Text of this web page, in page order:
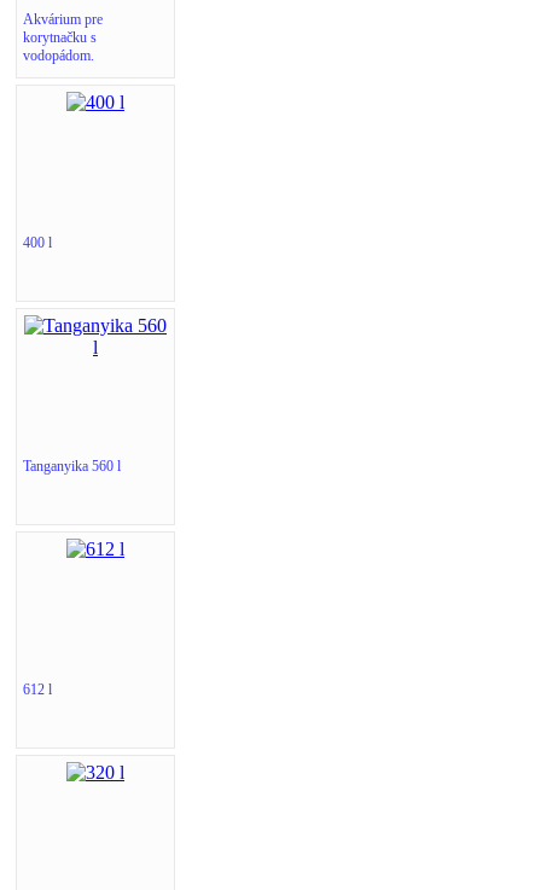
Akvárium pre
korytnačku s
vodopádom.
400 l
Tanganyika 560 l
612 l